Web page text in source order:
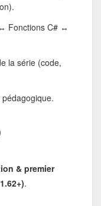
Fonctions C# ↔
la série (code,
& premier
.